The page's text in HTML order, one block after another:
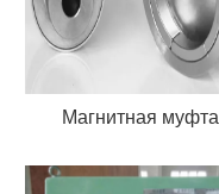
Магнитная муфта